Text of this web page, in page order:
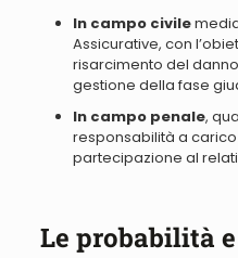
In campo civile
Assicurative, con
risarcimento del
gestione della fase
In campo penale,
responsabilità a
partecipazione al
Le probabilità